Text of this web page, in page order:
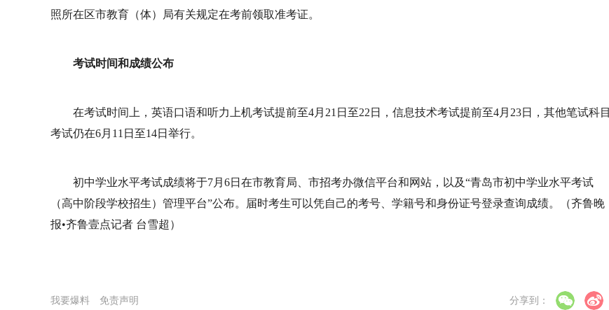
照所在区市教育（体）局有关规定在考前领取准考证。
考试时间和成绩公布
在考试时间上，英语口语和听力上机考试提前至4月21日至22日，信息技术考试提前至4月23日，其他笔试科目
考试仍在6月11日至14日举行。
初中学业水平考试成绩将于7月6日在市教育局、市招考办微信平台和网站，以及“青岛市初中学业水平考试
（高中阶段学校招生）管理平台”公布。届时考生可以凭自己的考号、学籍号和身份证号登录查询成绩。（齐鲁晚
报•齐鲁壹点记者 台雪超）
我要爆料 免责声明 分享到：